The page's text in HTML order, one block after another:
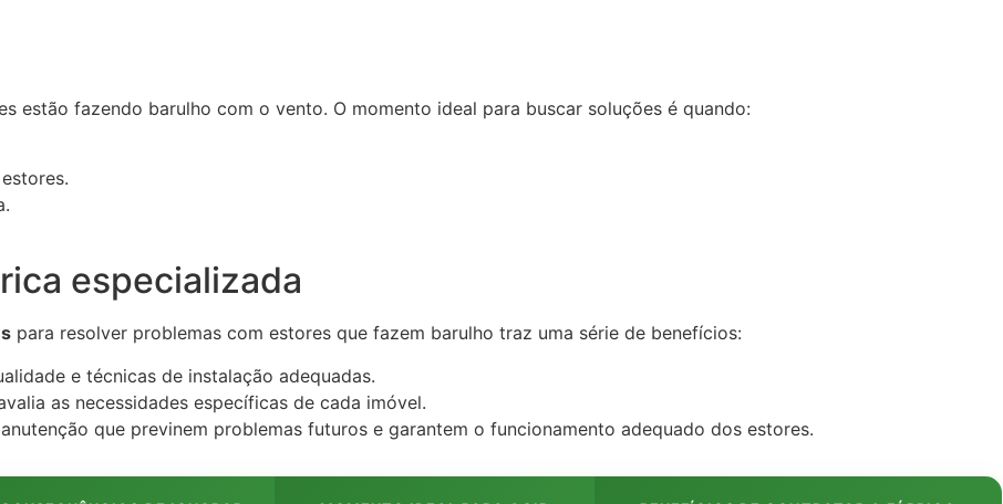
estão fazendo barulho com o vento. O momento ideal para buscar soluções é quando:
especializada
para resolver problemas com estores que fazem barulho traz uma série de benefícios:
e técnicas de instalação adequadas.
as necessidades específicas de cada imóvel.
que previnem problemas futuros e garantem o funcionamento adequado dos estores.